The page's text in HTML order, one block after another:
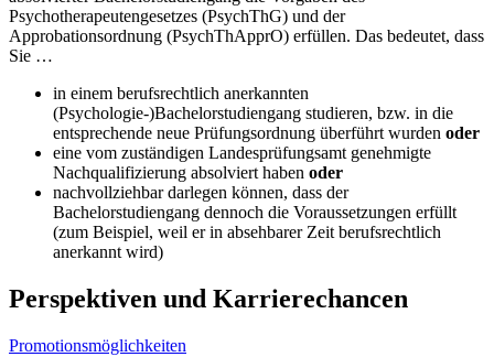
Psychotherapeutengesetzes (PsychThG) und der
Approbationsordnung (PsychThApprO) erfüllen. Das bedeutet, dass
Sie …
in einem berufsrechtlich anerkannten
(Psychologie-)Bachelorstudiengang studieren, bzw. in die
entsprechende neue Prüfungsordnung überführt wurden oder
eine vom zuständigen Landesprüfungsamt genehmigte
Nachqualifizierung absolviert haben oder
nachvollziehbar darlegen können, dass der
Bachelorstudiengang dennoch die Voraussetzungen erfüllt
(zum Beispiel, weil er in absehbarer Zeit berufsrechtlich
anerkannt wird)
Perspektiven und Karrierechancen
Promotionsmöglichkeiten